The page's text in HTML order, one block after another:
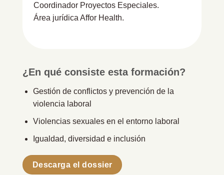
Coordinador Proyectos Especiales.
Área jurídica Affor Health.
¿En qué consiste esta formación?
Gestión de conflictos y prevención de la
violencia laboral
Violencias sexuales en el entorno laboral
Igualdad, diversidad e inclusión
Descarga el dossier